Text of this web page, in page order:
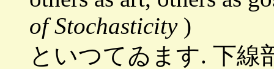
of Stochasticity)
といつてゐます. 下線